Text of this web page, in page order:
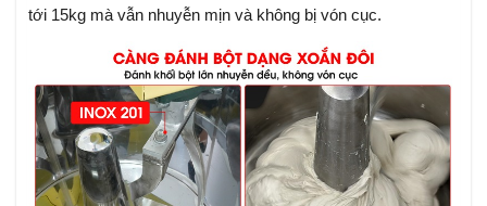
tới 15kg mà vẫn nhuyễn mịn và không bị vón cục.